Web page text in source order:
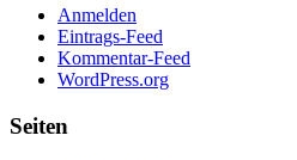
Anmelden
Eintrags-Feed
Kommentar-Feed
WordPress.org
Seiten